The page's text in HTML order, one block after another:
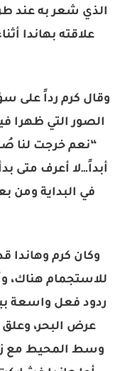
الذي شعر به عند
علاقته بهاندا
وقال كرم رداً على
الصور التي ظهرا
“نعم خرجت لنا
أبداً…لا أعرف متى
في البداية ومن
وكان كرم وهاندا
للاستجمام هناك،
ردود فعل واسعة
عرض البحر، وعلق
وسط المحيط مع